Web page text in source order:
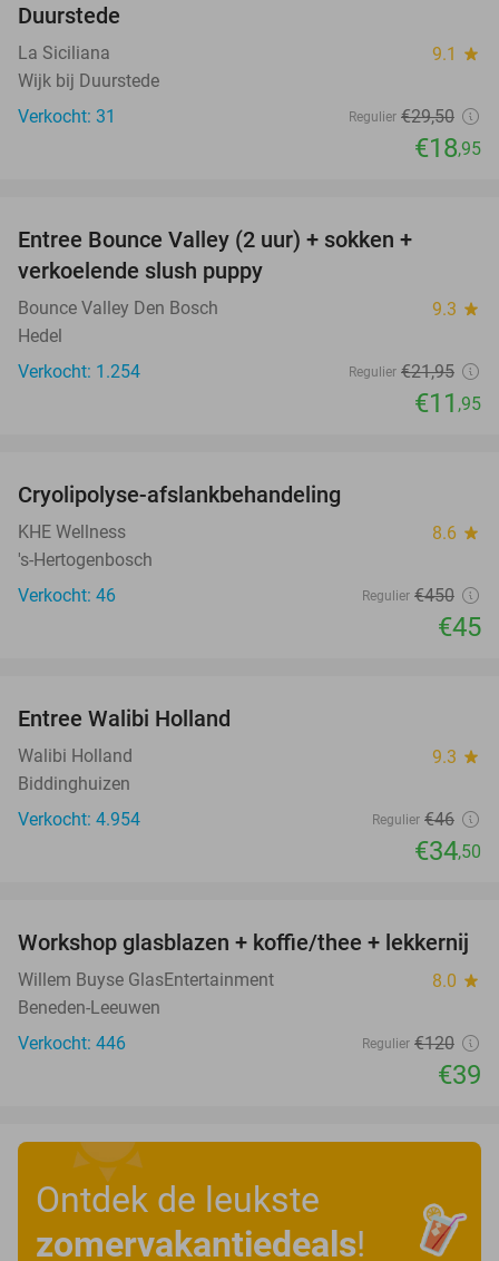
Duurstede
La Siciliana 9.1 star
Wijk bij Duurstede
Verkocht: 31
Regulier €29,50
€18,95
Entree Bounce Valley (2 uur) + sokken +
verkoelende slush puppy
Bounce Valley Den Bosch 9.3 star
Hedel
Verkocht: 1.254
Regulier €21,95
€11 ,95
Cryolipolyse-afslankbehandeling
KHE Wellness 8.6 star
's-Hertogenbosch
Verkocht: 46
Regulier €450
€45
Entree Walibi Holland
Walibi Holland 9.3 star
Biddinghuizen
Verkocht: 4.954
Regulier €46
€34,50
68%
Workshop glasblazen + koffie/thee + lekkernij
Willem Buyse GlasEntertainment 8.0 star
Beneden-Leeuwen
Verkocht: 446
Regulier €120
€39
Ontdek de leukste
zomervakantiedeals!